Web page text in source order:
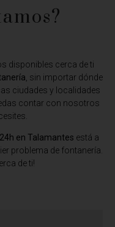
disponibles cerca de ti
, sin importar dónde
ciudades y localidades
contar con nosotros
en Talamantes está a
problema de fontanería.
de ti!